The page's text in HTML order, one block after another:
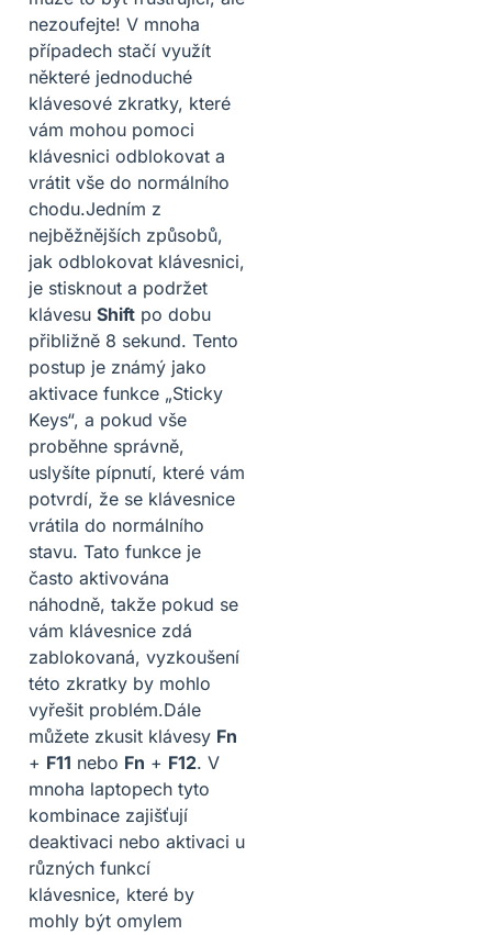
nezoufejte! V mnoha
případech stačí využít
některé jednoduché
klávesové zkratky, které
vám mohou pomoci
klávesnici odblokovat a
vrátit vše do normálního
chodu.Jedním z
nejběžnějších způsobů,
jak odblokovat klávesnici,
je stisknout a podržet
klávesu Shift po dobu
přibližně 8 sekund. Tento
postup je známý jako
aktivace funkce „Sticky
Keys“, a pokud vše
proběhne správně,
uslyšíte pípnutí, které vám
potvrdí, že se klávesnice
vrátila do normálního
stavu. Tato funkce je
často aktivována
náhodně, takže pokud se
vám klávesnice zdá
zablokovaná, vyzkoušení
této zkratky by mohlo
vyřešit problém.Dále
můžete zkusit klávesy Fn
+ F11 nebo Fn + F12. V
mnoha laptopech tyto
kombinace zajišťují
deaktivaci nebo aktivaci u
různých funkcí
klávesnice, které by
mohly být omylem